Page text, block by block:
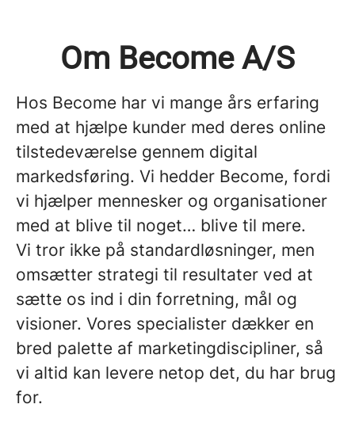
Om Become A/S
Hos Become har vi mange års erfaring
med at hjælpe kunder med deres online
tilstedeværelse gennem digital
markedsføring. Vi hedder Become, fordi
vi hjælper mennesker og organisationer
med at blive til noget… blive til mere.
Vi tror ikke på standardløsninger, men
omsætter strategi til resultater ved at
sætte os ind i din forretning, mål og
visioner. Vores specialister dækker en
bred palette af marketingdiscipliner, så
vi altid kan levere netop det, du har brug
for.